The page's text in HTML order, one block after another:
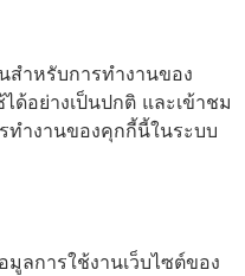
สำหรับการทำงานของ
ด้อย่างเป็นปกติ และเข้าชม
ทำงานของคุกกี้นี้ในระบบ
ลการใช้งานเว็บไซต์ของ